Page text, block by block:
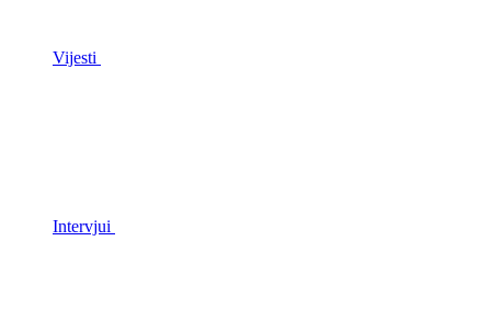
Vijesti
Intervjui